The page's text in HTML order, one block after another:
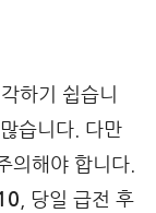
하기 쉽습니
습니다. 다만
의해야 합니다.
, 당일 급전 후